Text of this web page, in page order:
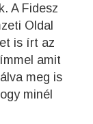
A Fidesz
Oldal
is írt az
amit
meg is
minél